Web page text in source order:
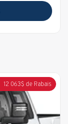
12 063$ de Rabais